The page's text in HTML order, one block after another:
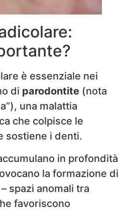
è essenziale nei
di parodontite (nota
una malattia
che colpisce le
sostiene i denti.
in profondità
la formazione di
– spazi anomali tra
favoriscono